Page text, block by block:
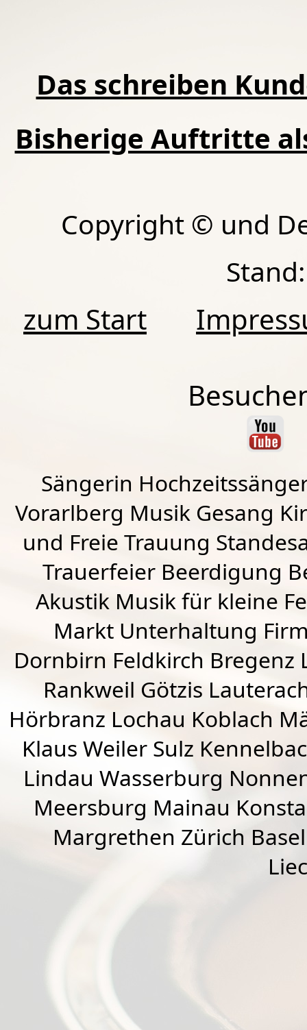
Das schreiben
Bisherige Auftritte
Copyright © und
zum Start
Sängerin
Vorarlberg Musik Gesang
und Freie Trauung
Trauerfeier Beerdigung
Akustik Musik für kleine
Markt Unterhaltung
Dornbirn Feldkirch Bregenz
Rankweil Götzis
Hörbranz Lochau Koblach
Klaus Weiler Sulz
Lindau Wasserburg
Meersburg Mainau
Margrethen Zürich